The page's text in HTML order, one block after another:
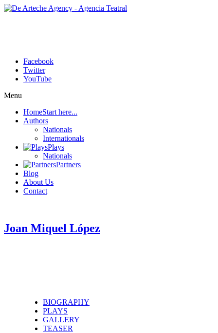
Facebook
Twitter
YouTube
Menu
HomeStart here...
Authors
Nationals
Internationals
Plays
Nationals
Partners
Blog
About Us
Contact
Joan Miquel López
BIOGRAPHY
PLAYS
GALLERY
TEASER